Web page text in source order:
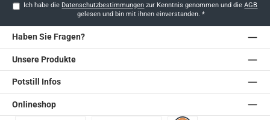
Ich habe die Datenschutzbestimmungen zur Kenntnis genommen und dieAGB
gelesen und bin mit ihnen einverstanden. *
Haben Sie Fragen?
Unsere Produkte
Potstill Infos
Onlineshop